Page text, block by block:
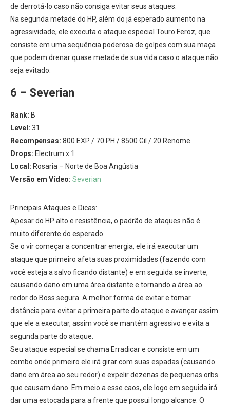
de derrotá-lo caso não consiga evitar seus ataques.
Na segunda metade do HP, além do já esperado aumento na
agressividade, ele executa o ataque especial Touro Feroz, que
consiste em uma sequência poderosa de golpes com sua maça
que podem drenar quase metade de sua vida caso o ataque não
seja evitado.
6 – Severian
Rank: B
Level: 31
Recompensas: 800 EXP / 70 PH / 8500 Gil / 20 Renome
Drops: Electrum x 1
Local: Rosaria – Norte de Boa Angústia
Versão em Vídeo: Severian
Principais Ataques e Dicas:
Apesar do HP alto e resistência, o padrão de ataques não é
muito diferente do esperado.
Se o vir começar a concentrar energia, ele irá executar um
ataque que primeiro afeta suas proximidades (fazendo com
você esteja a salvo ficando distante) e em seguida se inverte,
causando dano em uma área distante e tornando a área ao
redor do Boss segura. A melhor forma de evitar e tomar
distância para evitar a primeira parte do ataque e avançar assim
que ele a executar, assim você se mantém agressivo e evita a
segunda parte do ataque.
Seu ataque especial se chama Erradicar e consiste em um
combo onde primeiro ele irá girar com suas espadas (causando
dano em área ao seu redor) e expelir dezenas de pequenas orbs
que causam dano. Em meio a esse caos, ele logo em seguida irá
dar uma estocada para a frente que possui longo alcance. O